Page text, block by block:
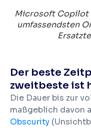
Microsoft Copilot
umfassendsten
Der beste
zweitbeste ist
Die Dauer bis zur
maßgeblich davon
Obscurity